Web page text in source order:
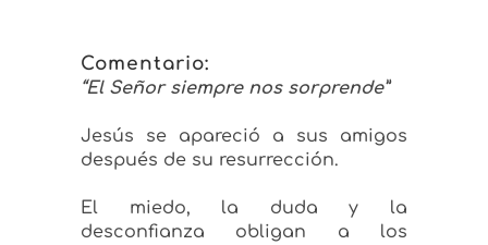
Comentario:
“El Señor siempre nos sorprende”
Jesús se apareció a sus amigos
después de su resurrección.
El miedo, la duda y la
desconfianza obligan a los